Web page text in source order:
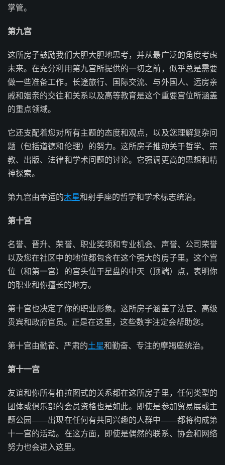
掌管。
第九宫
这所房子鼓励我们大胆大胆地思考，并从最广泛的角度考虑
未来。在充分利用第九宫所提供的一切之前，似乎总是需要
做一些准备工作。长途旅行、国际交流、与外国人、远房亲
戚和姻亲的交往和关系以及高等教育是这个重要宫位所涵盖
的重点领域。
它还支配着您对所有主题的态度和观点，以及您理解复杂问
题（包括道德和伦理）的努力。这所房子推动关于哲学、宗
教、出版、法律和学术问题的讨论。它强调更高的思想和精
神探索。
第九宫由幸运的木星和射手座的哲学和学术标志统治。
第十宫
名誉、晋升、荣誉、职业奖项和专业机会、声誉、公司荣誉
以及您在社区中的地位都包含在这个强大的房子里。这个宫
位（和第一宫）的宫头位于星盘的中天（顶端）点，表明你
的职业和你擅长的地方。
第十宫也决定了你的职业形象。这所房子涵盖了法官、高级
贵宾和政府官员。正是在这里，这些数字注定会帮助您。
第十宫由勤奋、严肃的土星和勤奋、专注的摩羯座统治。
第十一宫
友谊和你所有柏拉图式的关系都在这所房子里，任何类型的
团体或俱乐部的会员资格也是如此。即使是参加贸易展或主
题公园——出现在任何有共同兴趣的人群中——都将构成第
十一宫的活动。在这方面，即使是偶然的联系、协会和网络
努力也会进入这里。